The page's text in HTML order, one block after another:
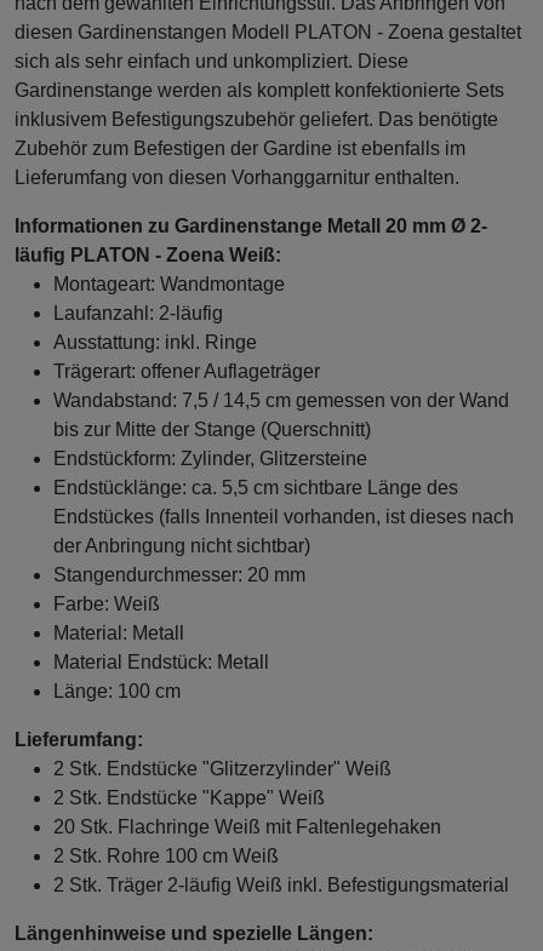
diesen Gardinenstangen Modell PLATON - Zoena gestaltet
sich als sehr einfach und unkompliziert. Diese
Gardinenstange werden als komplett konfektionierte Sets
inklusivem Befestigungszubehör geliefert. Das benötigte
Zubehör zum Befestigen der Gardine ist ebenfalls im
Lieferumfang von diesen Vorhanggarnitur enthalten.
Informationen zu Gardinenstange Metall 20 mm Ø 2-
läufig PLATON - Zoena Weiß:
Montageart: Wandmontage
Laufanzahl: 2-läufig
Ausstattung: inkl. Ringe
Trägerart: offener Auflageträger
Wandabstand: 7,5 / 14,5 cm gemessen von der Wand
bis zur Mitte der Stange (Querschnitt)
Endstückform: Zylinder, Glitzersteine
Endstücklänge: ca. 5,5 cm sichtbare Länge des
Endstückes (falls Innenteil vorhanden, ist dieses nach
der Anbringung nicht sichtbar)
Stangendurchmesser: 20 mm
Farbe: Weiß
Material: Metall
Material Endstück: Metall
Länge: 100 cm
Lieferumfang:
2 Stk. Endstücke "Glitzerzylinder" Weiß
2 Stk. Endstücke "Kappe" Weiß
20 Stk. Flachringe Weiß mit Faltenlegehaken
2 Stk. Rohre 100 cm Weiß
2 Stk. Träger 2-läufig Weiß inkl. Befestigungsmaterial
Längenhinweise und spezielle Längen: